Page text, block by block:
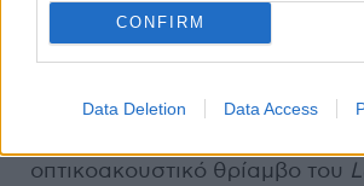
CONFIRM
Data Deletion Data Access
Ακόμα και στην «μαύρη» pop,
ανέδειξαν το 2016 σε χρονιά
οπτικοακουστικό θρίαμβο του